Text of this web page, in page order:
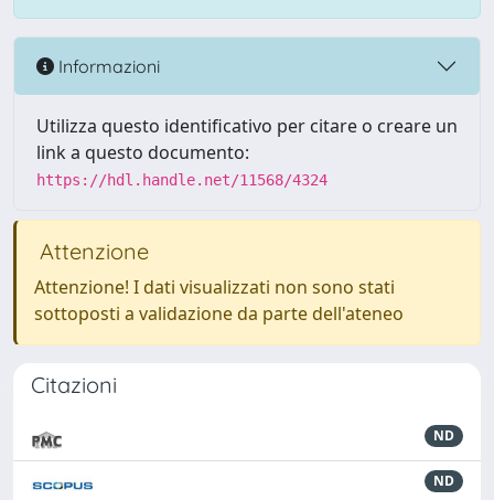
Informazioni
Utilizza questo identificativo per citare o creare un
link a questo documento:
https://hdl.handle.net/11568/4324
Attenzione
Attenzione! I dati visualizzati non sono stati
sottoposti a validazione da parte dell'ateneo
Citazioni
ND
ND